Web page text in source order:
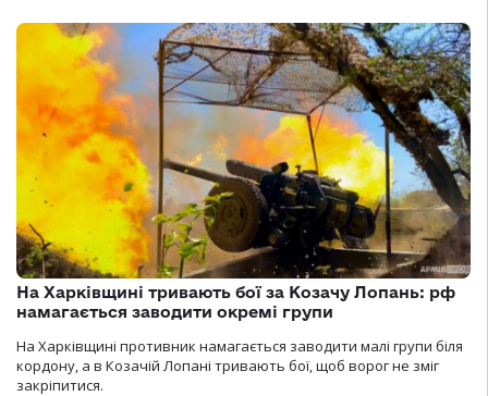
На Харківщині тривають бої за Козачу Лопань: рф
намагається заводити окремі групи
На Харківщині противник намагається заводити малі групи біля
кордону, а в Козачій Лопані тривають бої, щоб ворог не зміг
закріпитися.